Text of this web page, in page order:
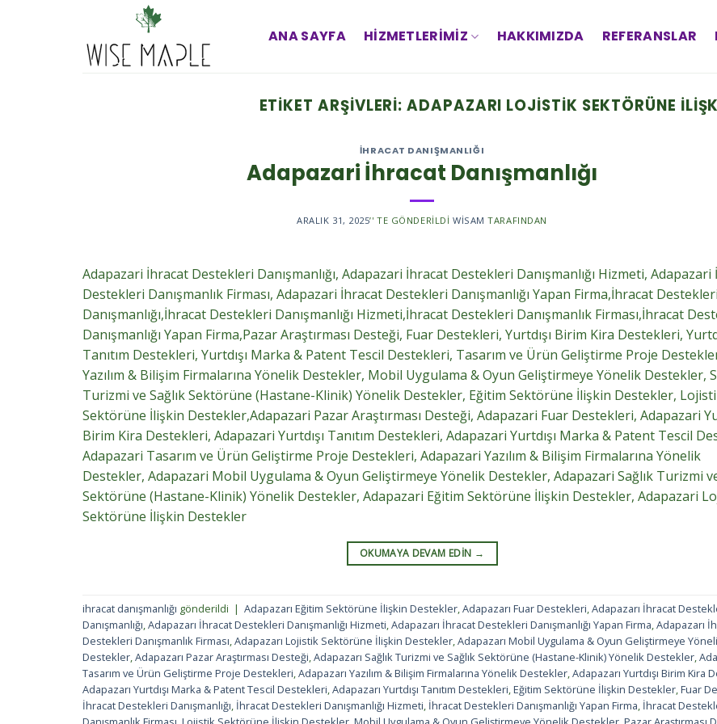
ANA SAYFA HIZMETLERIMIZ HAKKIMIZDA REFERANSLAR
ETIKET ARŞIVLERI:ADAPAZARI LOJISTIK SEKTÖRÜNE
IHRACAT DANIŞMANLIĞI
Adapazari İhracat Danışmanlığı
ARALIK 31, 2025’' TE GÖNDERILDI WISAM TARAFINDAN
Adapazari İhracat Destekleri Danışmanlığı, Adapazari İhracat Destekleri Danışmanlığı Hizmeti, Adapazari
Destekleri Danışmanlık Firması, Adapazari İhracat Destekleri Danışmanlığı Yapan Firma,İhracat Destekleri
Danışmanlığı,İhracat Destekleri Danışmanlığı Hizmeti,İhracat Destekleri Danışmanlık Firması,İhracat
Danışmanlığı Yapan Firma,Pazar Araştırması Desteği, Fuar Destekleri, Yurtdışı Birim Kira Destekleri,
Tanıtım Destekleri, Yurtdışı Marka & Patent Tescil Destekleri, Tasarım ve Ürün Geliştirme Proje
Yazılım & Bilişim Firmalarına Yönelik Destekler, Mobil Uygulama & Oyun Geliştirmeye Yönelik Destekler,
Turizmi ve Sağlık Sektörüne (Hastane-Klinik) Yönelik Destekler, Eğitim Sektörüne İlişkin Destekler,
Sektörüne İlişkin Destekler,Adapazari Pazar Araştırması Desteği, Adapazari Fuar Destekleri, Adapazari
Birim Kira Destekleri, Adapazari Yurtdışı Tanıtım Destekleri, Adapazari Yurtdışı Marka & Patent Tescil
Adapazari Tasarım ve Ürün Geliştirme Proje Destekleri, Adapazari Yazılım & Bilişim Firmalarına Yönelik
Destekler, Adapazari Mobil Uygulama & Oyun Geliştirmeye Yönelik Destekler, Adapazari Sağlık Turizmi
Sektörüne (Hastane-Klinik) Yönelik Destekler, Adapazari Eğitim Sektörüne İlişkin Destekler, Adapazari
Sektörüne İlişkin Destekler
OKUMAYA DEVAM EDIN →
ihracat danışmanlığı gönderildi | Adapazarı Eğitim Sektörüne İlişkin Destekler,Adapazarı Fuar Destekleri,Adapazarı İhracat
Danışmanlığı,Adapazarı İhracat Destekleri Danışmanlığı Hizmeti,Adapazarı İhracat Destekleri Danışmanlığı Yapan Firma,Adapazarı
Destekleri Danışmanlık Firması,Adapazarı Lojistik Sektörüne İlişkin Destekler,Adapazarı Mobil Uygulama & Oyun Geliştirmeye
Destekler,Adapazarı Pazar Araştırması Desteği,Adapazarı Sağlık Turizmi ve Sağlık Sektörüne (Hastane-Klinik) Yönelik Destekler,
Tasarım ve Ürün Geliştirme Proje Destekleri,Adapazarı Yazılım & Bilişim Firmalarına Yönelik Destekler,Adapazarı Yurtdışı Birim Kira
Adapazarı Yurtdışı Marka & Patent Tescil Destekleri,Adapazarı Yurtdışı Tanıtım Destekleri,Eğitim Sektörüne İlişkin Destekler,Fuar
İhracat Destekleri Danışmanlığı, İhracat Destekleri Danışmanlığı Hizmeti, İhracat Destekleri Danışmanlığı Yapan Firma, İhracat